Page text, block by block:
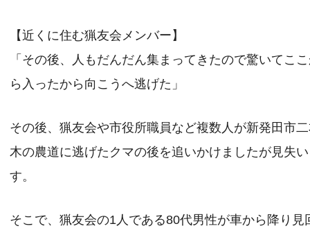
【近くに住む猟友会メンバー】
「その後、人もだんだん集まってきたので驚いてこ
ら入ったから向こうへ逃げた」
その後、猟友会や市役所職員など複数人が新発田市
木の農道に逃げたクマの後を追いかけましたが見失
す。
そこで、猟友会の1人である80代男性が車から降り見